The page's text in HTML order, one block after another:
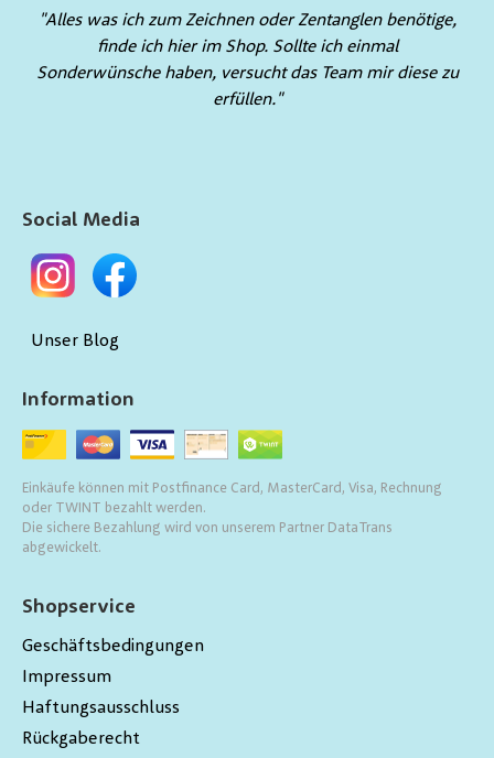
"Alles was ich zum Zeichnen oder Zentanglen benötige,
finde ich hier im Shop. Sollte ich einmal
Sonderwünsche haben, versucht das Team mir diese zu
erfüllen."
Shopservice
Geschäftsbedingungen
Impressum
Haftungsausschluss
Rückgaberecht
Information
Einkäufe können mit Postfinance Card, MasterCard, Visa, Rechnung
oder TWINT bezahlt werden.
Die sichere Bezahlung wird von unserem Partner DataTrans
abgewickelt.
Social Media
Unser Blog